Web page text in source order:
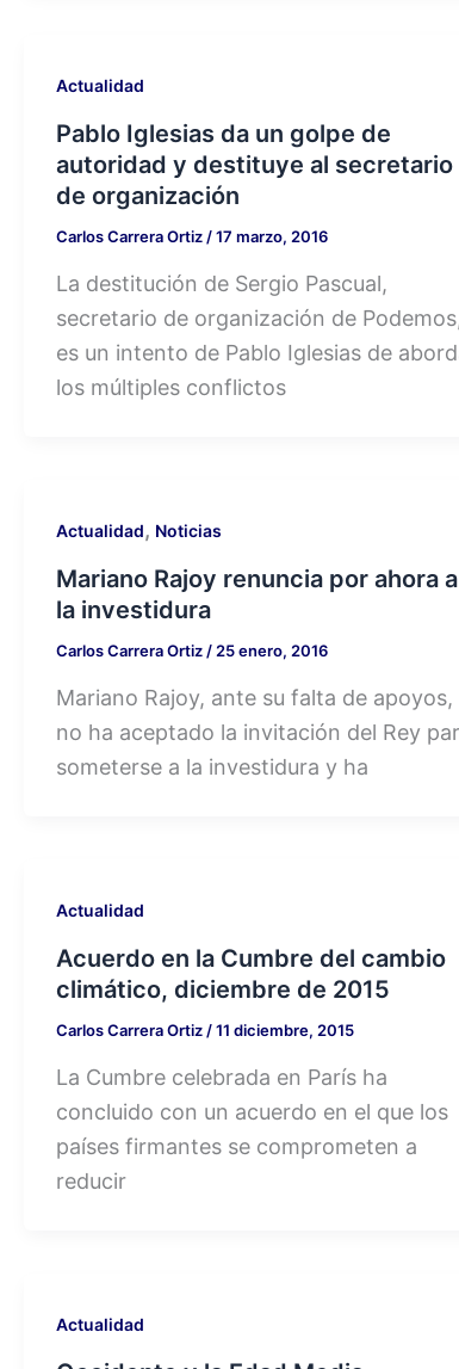
Actualidad
Pablo Iglesias da un golpe de
autoridad y destituye al secretario
de organización
Carlos Carrera Ortiz/17 marzo, 2016
La destitución de Sergio Pascual,
secretario de organización de
es un intento de Pablo Iglesias de
los múltiples conflictos
Actualidad, Noticias
Mariano Rajoy renuncia por ahora a
la investidura
Carlos Carrera Ortiz/25 enero, 2016
Mariano Rajoy, ante su falta de apoyos,
no ha aceptado la invitación del Rey
someterse a la investidura y ha
Actualidad
Acuerdo en la Cumbre del cambio
climático, diciembre de 2015
Carlos Carrera Ortiz/11 diciembre, 2015
La Cumbre celebrada en París ha
concluido con un acuerdo en el que los
países firmantes se comprometen a
reducir
Actualidad